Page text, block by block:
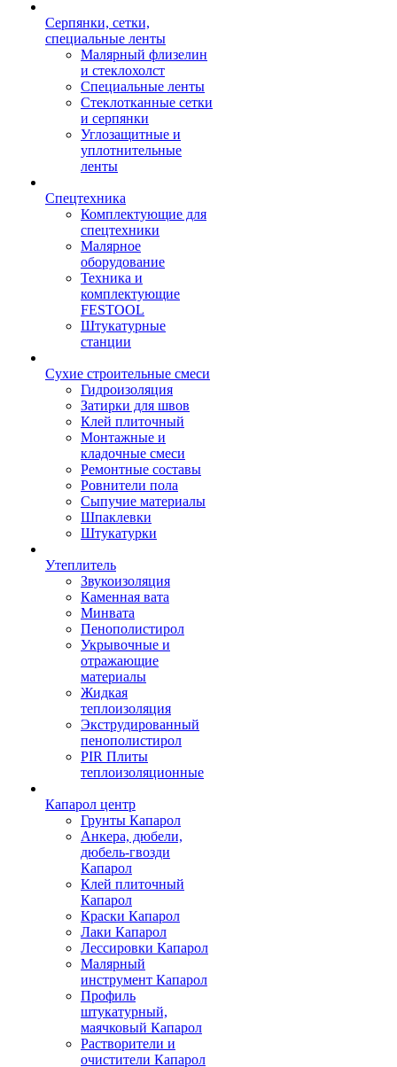
Серпянки, сетки,
специальные ленты
Малярный флизелин
и стеклохолст
Специальные ленты
Стеклотканные сетки
и серпянки
Углозащитные и
уплотнительные
ленты
Спецтехника
Комплектующие для
спецтехники
Малярное
оборудование
Техника и
комплектующие
FESTOOL
Штукатурные
станции
Сухие строительные смеси
Гидроизоляция
Затирки для швов
Клей плиточный
Монтажные и
кладочные смеси
Ремонтные составы
Ровнители пола
Сыпучие материалы
Шпаклевки
Штукатурки
Утеплитель
Звукоизоляция
Каменная вата
Минвата
Пенополистирол
Укрывочные и
отражающие
материалы
Жидкая
теплоизоляция
Экструдированный
пенополистирол
PIR Плиты
теплоизоляционные
Капарол центр
Грунты Капарол
Анкера, дюбели,
дюбель-гвозди
Капарол
Клей плиточный
Капарол
Краски Капарол
Лаки Капарол
Лессировки Капарол
Малярный
инструмент Капарол
Профиль
штукатурный,
маячковый Капарол
Растворители и
очистители Капарол